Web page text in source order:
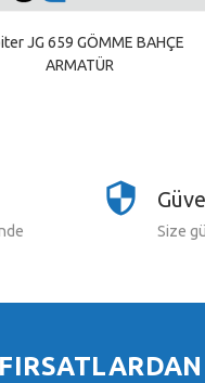
JG 659 GÖMME BAHÇE
ARMATÜR
Size